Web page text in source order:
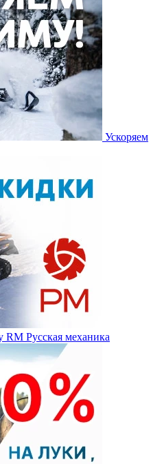
Ускоряем
RM Русская механика